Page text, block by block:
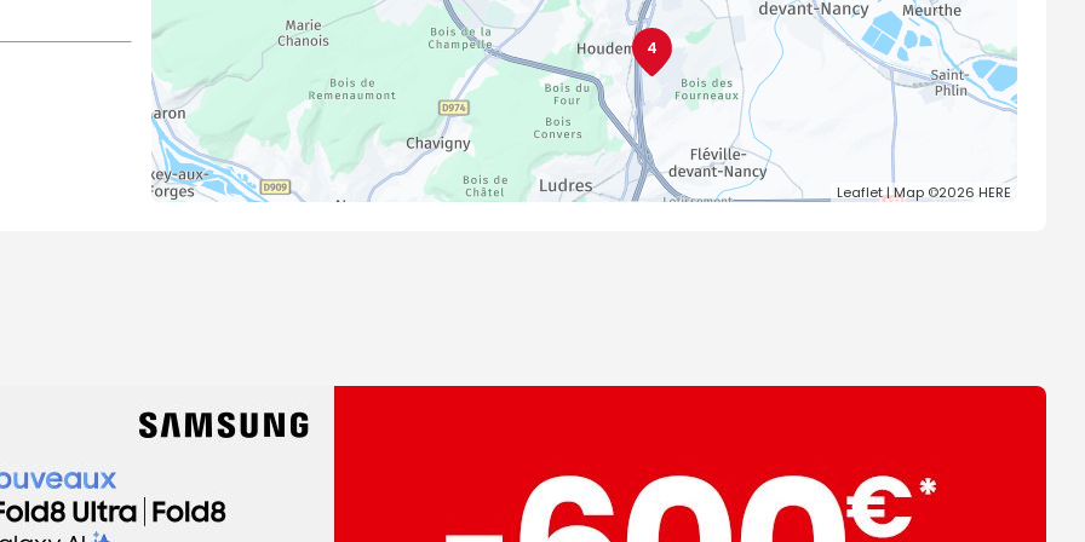
4
Leaflet| Map ©2026 HERE